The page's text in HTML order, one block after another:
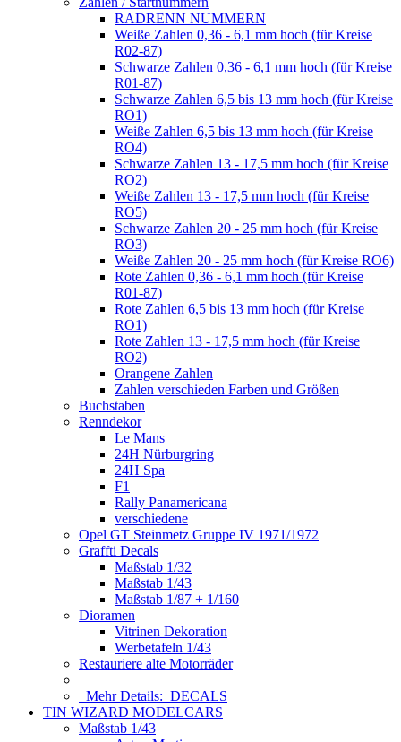
RADRENN NUMMERN
Weiße Zahlen 0,36 - 6,1 mm hoch (für Kreise
R02-87)
Schwarze Zahlen 0,36 - 6,1 mm hoch (für Kreise
R01-87)
Schwarze Zahlen 6,5 bis 13 mm hoch (für Kreise
RO1)
Weiße Zahlen 6,5 bis 13 mm hoch (für Kreise
RO4)
Schwarze Zahlen 13 - 17,5 mm hoch (für Kreise
RO2)
Weiße Zahlen 13 - 17,5 mm hoch (für Kreise
RO5)
Schwarze Zahlen 20 - 25 mm hoch (für Kreise
RO3)
Weiße Zahlen 20 - 25 mm hoch (für Kreise RO6)
Rote Zahlen 0,36 - 6,1 mm hoch (für Kreise
R01-87)
Rote Zahlen 6,5 bis 13 mm hoch (für Kreise
RO1)
Rote Zahlen 13 - 17,5 mm hoch (für Kreise
RO2)
Orangene Zahlen
Zahlen verschieden Farben und Größen
Buchstaben
Renndekor
Le Mans
24H Nürburgring
24H Spa
F1
Rally Panamericana
verschiedene
Opel GT Steinmetz Gruppe IV 1971/1972
Graffti Decals
Maßstab 1/32
Maßstab 1/43
Maßstab 1/87 + 1/160
Dioramen
Vitrinen Dekoration
Werbetafeln 1/43
Restauriere alte Motorräder
Mehr Details: DECALS
TIN WIZARD MODELCARS
Maßstab 1/43